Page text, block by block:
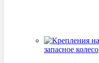
запасное колесо